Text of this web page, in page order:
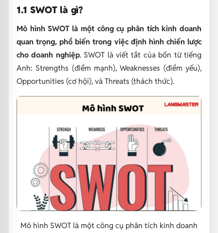
1.1 SWOT là gì?
Mô hình SWOT là một công cụ phân tích kinh doanh
quan trọng, phổ biến trong việc định hình chiến lược
cho doanh nghiệp. SWOT là viết tắt của bốn từ tiếng
Anh: Strengths (điểm mạnh), Weaknesses (điểm yếu),
Opportunities (cơ hội), và Threats (thách thức).
Mô hình SWOT là một công cụ phân tích kinh doanh